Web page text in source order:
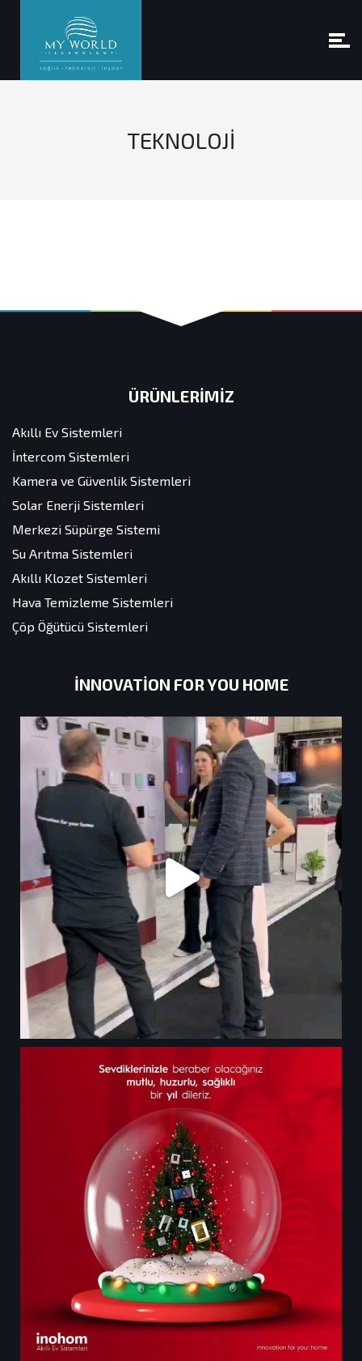
TEKNOLOJİ
ÜRÜNLERİMİZ
Akıllı Ev Sistemleri
İntercom Sistemleri
Kamera ve Güvenlik Sistemleri
Solar Enerji Sistemleri
Merkezi Süpürge Sistemi
Su Arıtma Sistemleri
Akıllı Klozet Sistemleri
Hava Temizleme Sistemleri
Çöp Öğütücü Sistemleri
INNOVATION FOR YOU HOME